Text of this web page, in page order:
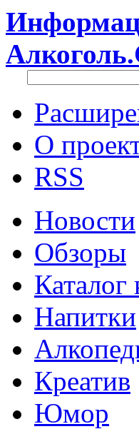
О
RSS
Новости
Обзоры
Напитки
Креатив
Юмор